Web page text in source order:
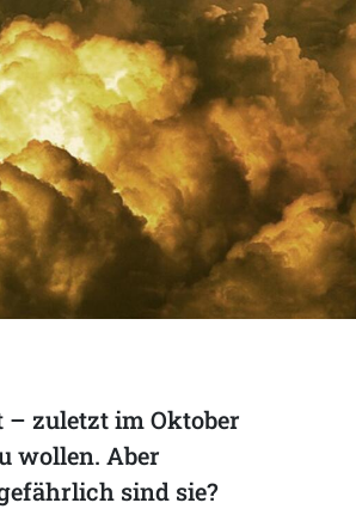
– zuletzt im Oktober
wollen. Aber
sind sie?